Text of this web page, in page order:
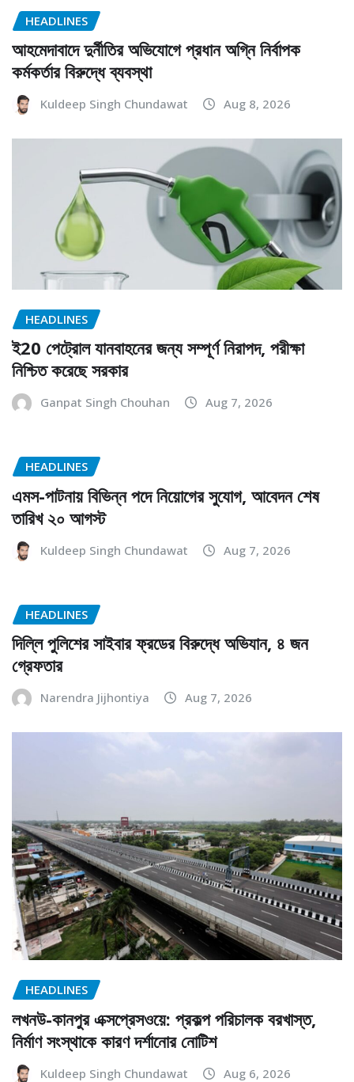
HEADLINES
আহমেদাবাদে দুর্নীতির অভিযোগে প্রধান অগ্নি নির্বাপক
কর্মকর্তার বিরুদ্ধে ব্যবস্থা
Kuldeep Singh Chundawat Aug 8, 2026
HEADLINES
ই20 পেট্রোল যানবাহনের জন্য সম্পূর্ণ নিরাপদ, পরীক্ষা
নিশ্চিত করেছে সরকার
Ganpat Singh Chouhan Aug 7, 2026
HEADLINES
এমস-পাটনায় বিভিন্ন পদে নিয়োগের সুযোগ, আবেদন শেষ
তারিখ ২০ আগস্ট
Kuldeep Singh Chundawat Aug 7, 2026
HEADLINES
দিল্লি পুলিশের সাইবার ফ্রডের বিরুদ্ধে অভিযান, ৪ জন
গ্রেফতার
Narendra Jijhontiya Aug 7, 2026
HEADLINES
লখনউ-কানপুর এক্সপ্রেসওয়ে: প্রকল্প পরিচালক বরখাস্ত,
নির্মাণ সংস্থাকে কারণ দর্শানোর নোটিশ
Kuldeep Singh Chundawat Aug 6, 2026